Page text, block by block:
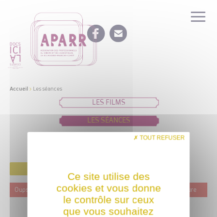
Accueil > Les séances
LES FILMS
LES SÉANCES
IDÉES DE PROGRAMMATION
Oups ! Ce film n'est programmé actuellement dans aucune structure
Ce site utilise des
cookies et vous donne
le contrôle sur ceux
que vous souhaitez
TOUT REFUSER